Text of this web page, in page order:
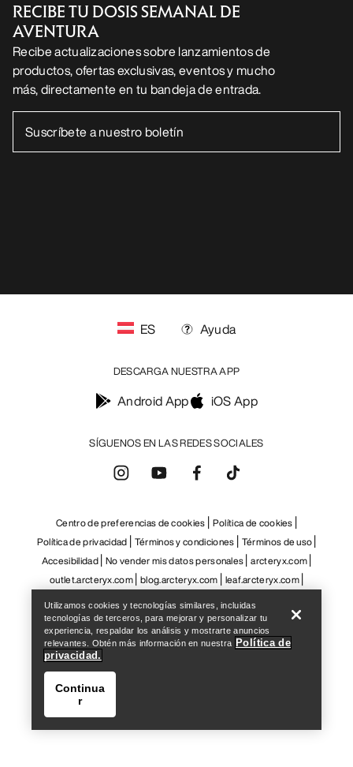
Help
RECIBE TU DOSIS SEMANAL DE
AVENTURA
Recibe actualizaciones sobre lanzamientos de
productos, ofertas exclusivas, eventos y mucho
más, directamente en tu bandeja de entrada.
SÍGUENOS EN LAS REDES SOCIALES
ES Ayuda
DESCARGA NUESTRA APP
Android App iOS App
Centro de preferencias de cookies Política de cookies
Política de privacidad Términos y condiciones Términos de uso
Accesibilidad No vender mis datos personales arcteryx.com
outlet.arcteryx.com blog.arcteryx.com leaf.arcteryx.com
Arc'teryx - an Amer Sports Brand
Utilizamos cookies y tecnologías similares, incluidas
tecnologías de terceros, para mejorar y personalizar tu
experiencia, respaldar los análisis y mostrarte anuncios
relevantes. Obtén más información en nuestra Política de
privacidad.
Continua
r